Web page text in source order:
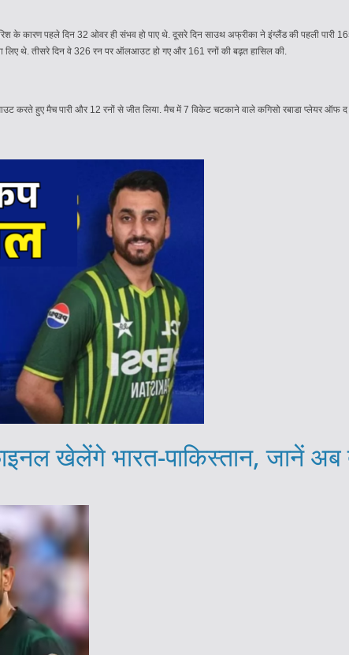
के कारण पहले दिन 32 ओवर ही संभव हो पाए थे. दूसरे दिन साउथ अफ्रीका ने इंग्लैंड की पहली पारी
थे. तीसरे दिन वे 326 रन पर ऑलआउट हो गए और 161 रनों की बढ़त हासिल की.
करते हुए मैच पारी और 12 रनों से जीत लिया. मैच में 7 विकेट चटकाने वाले कगिसो रबाडा प्लेयर ऑफ
खेलेंगे भारत-पाकिस्तान, जानें